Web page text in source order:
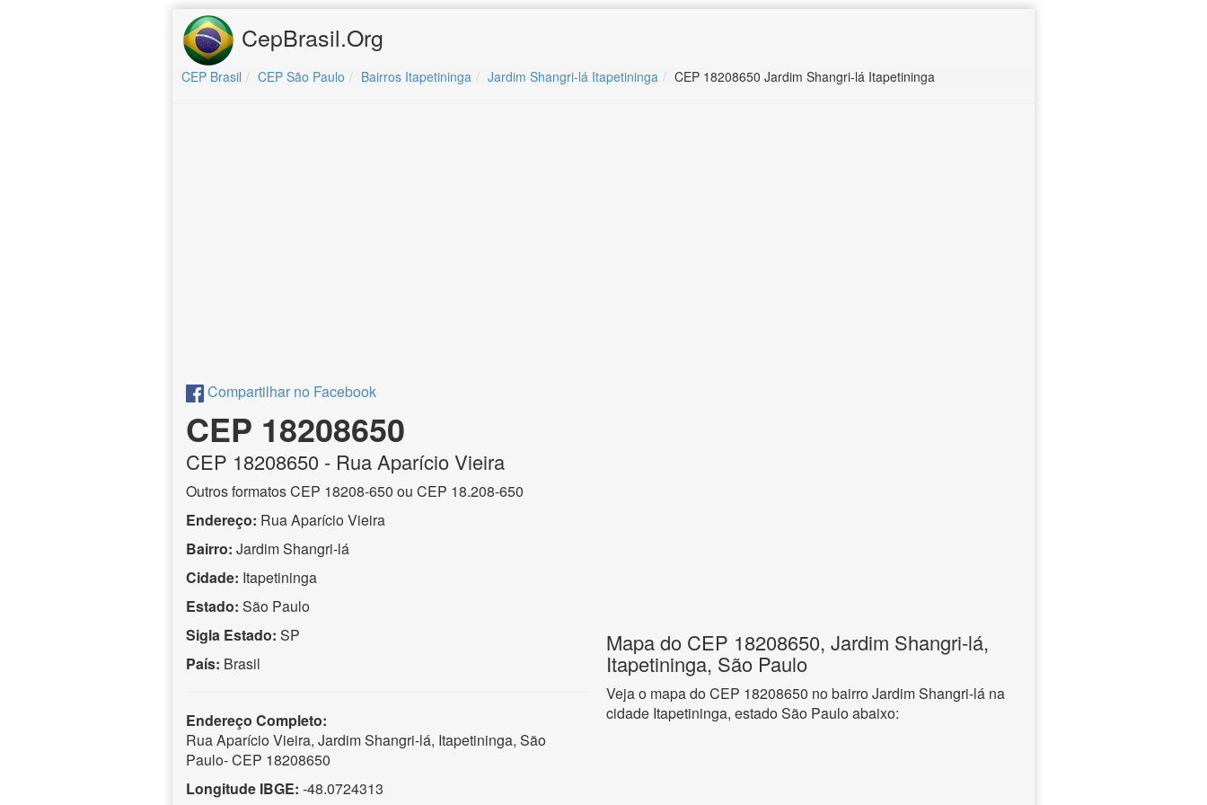
CepBrasil.Org
CEP Brasil CEP São Paulo Bairros Itapetininga Jardim Shangri-lá Itapetininga CEP 18208650 Jardim Shangri-lá Itapetininga
Compartilhar no Facebook
CEP 18208650
CEP 18208650 - Rua Aparício Vieira
Outros formatos CEP 18208-650 ou CEP 18.208-650
Endereço: Rua Aparício Vieira
Bairro: Jardim Shangri-lá
Cidade: Itapetininga
Estado: São Paulo
Sigla Estado: SP
País: Brasil
Endereço Completo:
Rua Aparício Vieira, Jardim Shangri-lá, Itapetininga, São
Paulo- CEP 18208650
Longitude IBGE: -48.0724313
Mapa do CEP 18208650, Jardim Shangri-lá,
Itapetininga, São Paulo
Veja o mapa do CEP 18208650 no bairro Jardim Shangri-lá na
cidade Itapetininga, estado São Paulo abaixo: